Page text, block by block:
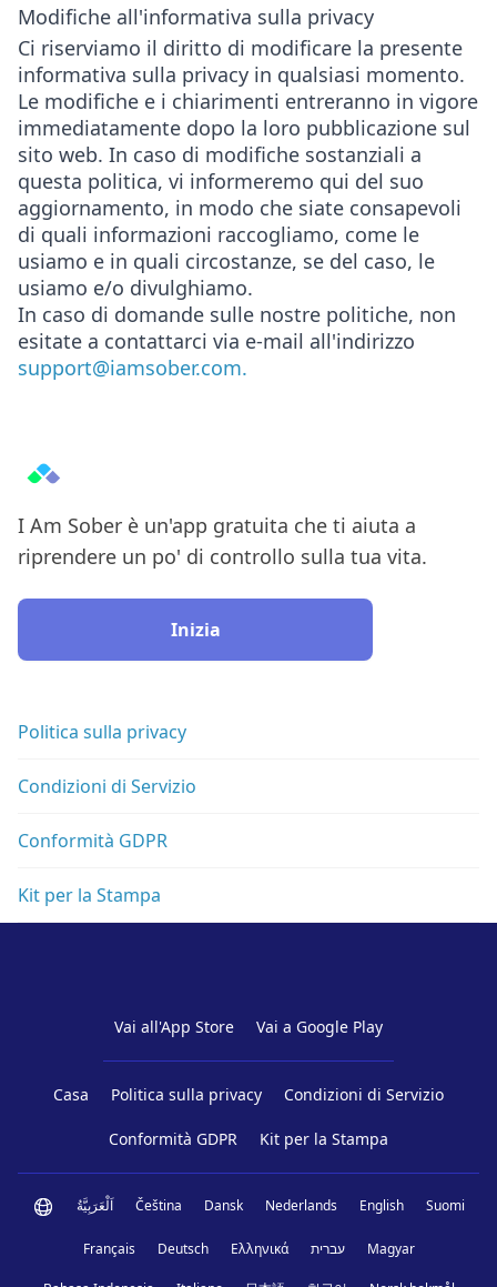
Modifiche all'informativa sulla privacy
Ci riserviamo il diritto di modificare la presente
informativa sulla privacy in qualsiasi momento.
Le modifiche e i chiarimenti entreranno in vigore
immediatamente dopo la loro pubblicazione sul
sito web. In caso di modifiche sostanziali a
questa politica, vi informeremo qui del suo
aggiornamento, in modo che siate consapevoli
di quali informazioni raccogliamo, come le
usiamo e in quali circostanze, se del caso, le
usiamo e/o divulghiamo.
In caso di domande sulle nostre politiche, non
esitate a contattarci via e-mail all'indirizzo
support@iamsober.com.
I Am Sober è un'app gratuita che ti aiuta a
riprendere un po' di controllo sulla tua vita.
Inizia
Politica sulla privacy
Condizioni di Servizio
Conformità GDPR
Kit per la Stampa
Vai all'App Store Vai a Google Play
Casa Politica sulla privacy Condizioni di Servizio
Conformità GDPR Kit per la Stampa
اَلْعَرَبِيَّةُ Čeština Dansk Nederlands English Suomi
Français Deutsch Ελληνικά עברית Magyar